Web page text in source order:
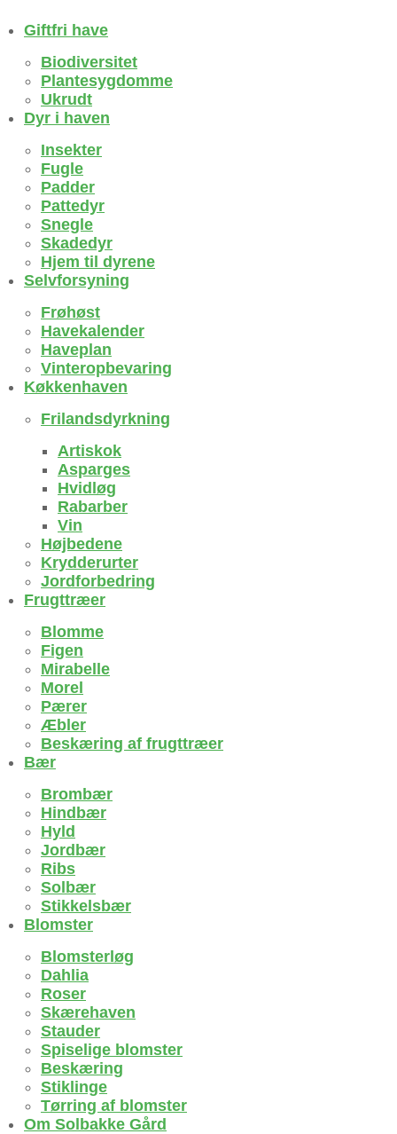
Giftfri have
Biodiversitet
Plantesygdomme
Ukrudt
Dyr i haven
Insekter
Fugle
Padder
Pattedyr
Snegle
Skadedyr
Hjem til dyrene
Selvforsyning
Frøhøst
Havekalender
Haveplan
Vinteropbevaring
Køkkenhaven
Frilandsdyrkning
Artiskok
Asparges
Hvidløg
Rabarber
Vin
Højbedene
Krydderurter
Jordforbedring
Frugttræer
Blomme
Figen
Mirabelle
Morel
Pærer
Æbler
Beskæring af frugttræer
Bær
Brombær
Hindbær
Hyld
Jordbær
Ribs
Solbær
Stikkelsbær
Blomster
Blomsterløg
Dahlia
Roser
Skærehaven
Stauder
Spiselige blomster
Beskæring
Stiklinge
Tørring af blomster
Om Solbakke Gård